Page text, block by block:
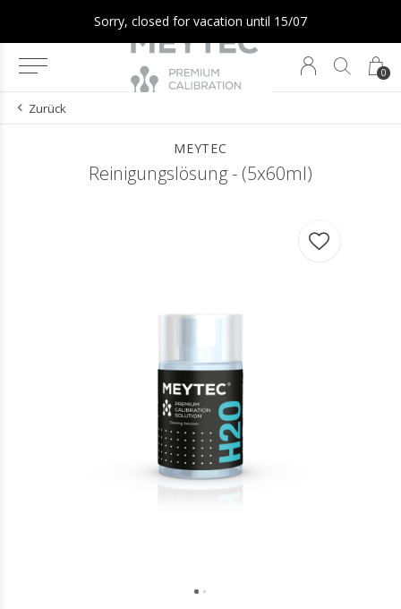
0
Sorry, closed for vacation until 15/07
Zurück
MEYTEC
Reinigungslösung - (5x60ml)